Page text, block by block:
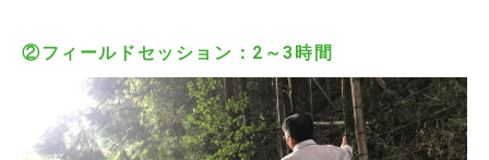
②フィールドセッション：2～3時間